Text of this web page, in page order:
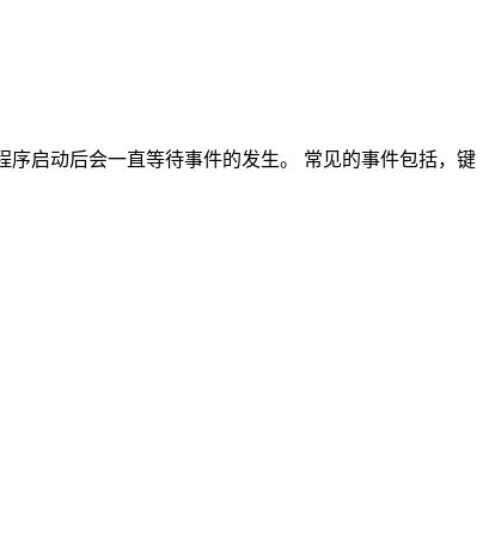
序启动后会一直等待事件的发生。 常见的事件包括，键